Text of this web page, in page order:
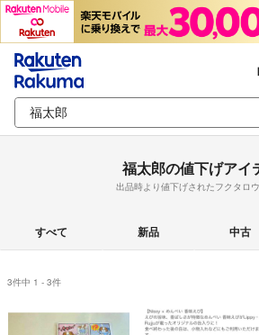
福太郎の値下げアイ
出品時より値下げされたフクタロ
すべて 新品 中古
3件中 1 - 3件